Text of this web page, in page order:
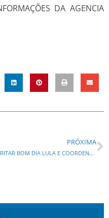
DA AGENCIA
PRÓXIMA
GRITAR BOM DIA LULA E COORDENAR ACAMPAMENTO NA FRENTE DA POLÍCIA FEDERAL DÁ CARGO DE PRIMEIRA!